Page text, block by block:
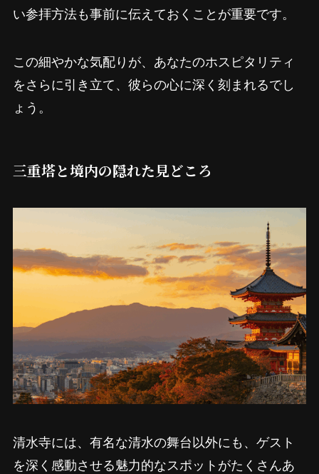
い参拝方法も事前に伝えておくことが重要です。
この細やかな気配りが、あなたのホスピタリティ
をさらに引き立て、彼らの心に深く刻まれるでし
ょう。
三重塔と境内の隠れた見どころ
清水寺には、有名な清水の舞台以外にも、ゲスト
を深く感動させる魅力的なスポットがたくさんあ